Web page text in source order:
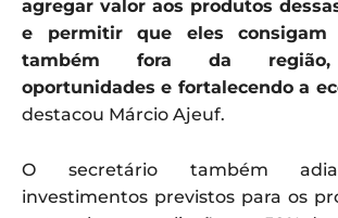
agregar valor aos produtos
e permitir que eles consigam
também fora da região,
oportunidades e fortalecendo a
destacou Márcio Ajeuf.
O secretário também
investimentos previstos para os